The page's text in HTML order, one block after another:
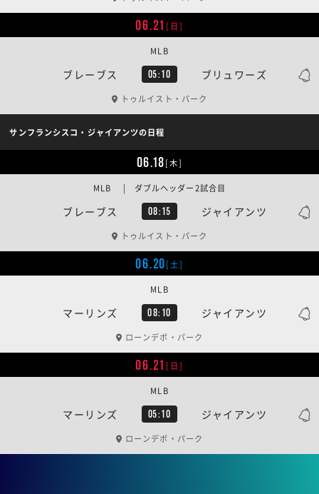
06.21 [日]
ブレーブス 05:10 ブリュワーズ
MLB
トゥルイスト・パーク
サンフランシスコ・ジャイアンツの日程
06.18[木]
ブレーブス 08:15 ジャイアンツ
MLB | ダブルヘッダー2試合目
トゥルイスト・パーク
06.20[土]
マーリンズ 08:10 ジャイアンツ
MLB
ローンデポ・パーク
06.21 [日]
マーリンズ 05:10 ジャイアンツ
MLB
ローンデポ・パーク